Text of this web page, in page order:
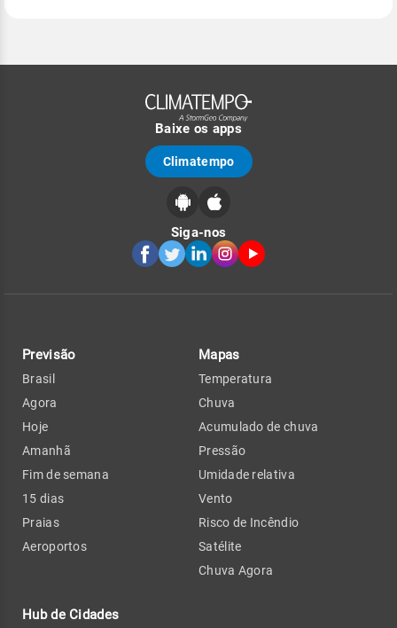
Baixe os apps
Climatempo
Siga-nos
Previsão
Brasil
Agora
Hoje
Amanhã
Fim de semana
15 dias
Praias
Aeroportos
Hub de Cidades
Mapas
Temperatura
Chuva
Acumulado de chuva
Pressão
Umidade relativa
Vento
Risco de Incêndio
Satélite
Chuva Agora